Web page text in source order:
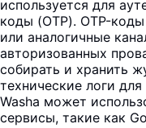
используется для
коды (OTP). OTP-
или аналогичные
авторизованных
собирать и хранить
технические логи
Washa может
сервисы, такие как